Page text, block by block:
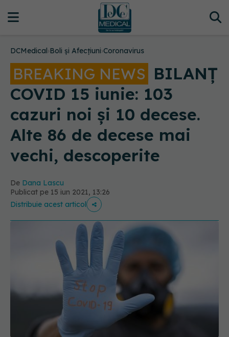
DCMedical›Boli și Afecțiuni›Coronavirus
BREAKING NEWS BILANȚ
COVID 15 iunie: 103
cazuri noi și 10 decese.
Alte 86 de decese mai
vechi, descoperite
De Dana Lascu
Publicat pe 15 iun 2021, 13:26
Distribuie acest articol